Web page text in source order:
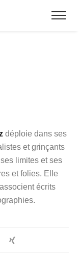
déploie dans ses
et grinçants
limites et ses
et folies. Elle
écrits